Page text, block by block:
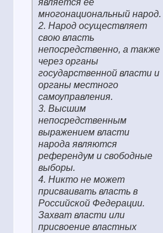
является ее
многонациональный народ.
2. Народ осуществляет
свою власть
непосредственно, а также
через органы
государственной власти и
органы местного
самоуправления.
3. Высшим
непосредственным
выражением власти
народа являются
референдум и свободные
выборы.
4. Никто не может
присваивать власть в
Российской Федерации.
Захват власти или
присвоение властных